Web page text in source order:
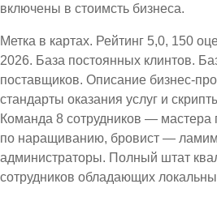
включены в стоимсть бизнеса.
Метка в картах. Рейтинг 5,0, 150
2026. База постоянных клинтов.
поставщиков. Описание бизнес-
стандарты оказания услуг и
Команда 8 сотрудников — мастера
по наращиванию, бровист —
администраторы. Полный штат
сотрудников обладающих